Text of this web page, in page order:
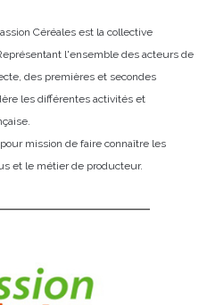
Céréales est la collective
l'ensemble des acteurs de
des premières et secondes
les différentes activités et
mission de faire connaître les
et le métier de producteur.